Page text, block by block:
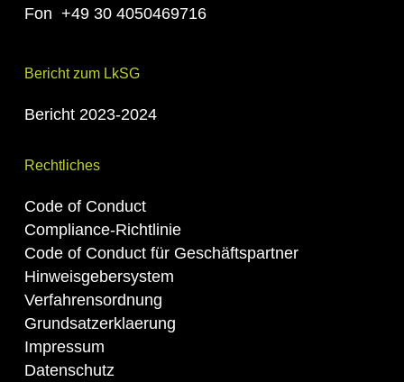
Fon +49 30 4050469716
Bericht zum LkSG
Bericht 2023-2024
Rechtliches
Code of Conduct
Compliance-Richtlinie
Code of Conduct für Geschäftspartner
Hinweisgebersystem
Verfahrensordnung
Grundsatzerklaerung
Impressum
Datenschutz